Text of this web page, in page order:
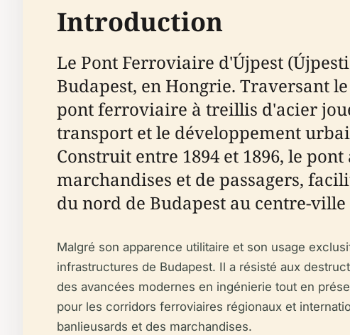
Introduction
Le Pont Ferroviaire d'Újpest
Budapest, en Hongrie. Traversant
pont ferroviaire à treillis d'acier
transport et le développement
Construit entre 1894 et 1896, le
marchandises et de passagers,
du nord de Budapest au centre-ville
Malgré son apparence utilitaire et son usage
infrastructures de Budapest. Il a résisté aux
des avancées modernes en ingénierie tout en
pour les corridors ferroviaires régionaux et
banlieusards et des marchandises.